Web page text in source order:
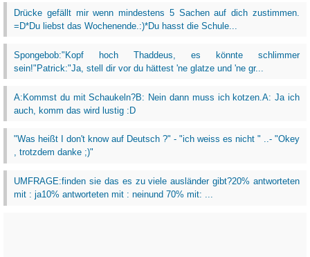
Drücke gefällt mir wenn mindestens 5 Sachen auf dich zustimmen.
=D*Du liebst das Wochenende.:)*Du hasst die Schule...
Spongebob:"Kopf hoch Thaddeus, es könnte schlimmer
sein!"Patrick:"Ja, stell dir vor du hättest 'ne glatze und 'ne gr...
A:Kommst du mit Schaukeln?B: Nein dann muss ich kotzen.A: Ja ich
auch, komm das wird lustig :D
"Was heißt I don't know auf Deutsch ?" - "ich weiss es nicht " ..- "Okey
, trotzdem danke ;)"
UMFRAGE:finden sie das es zu viele ausländer gibt?20% antworteten
mit : ja10% antworteten mit : neinund 70% mit: ...